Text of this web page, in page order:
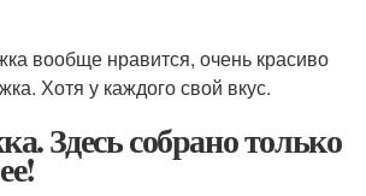
вообще нравится, очень красиво
Хотя у каждого свой вкус.
Здесь собрано только